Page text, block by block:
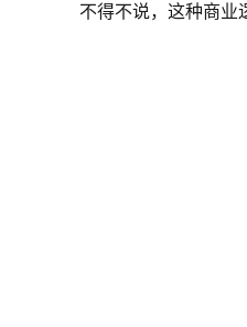
不得不说，这种商业